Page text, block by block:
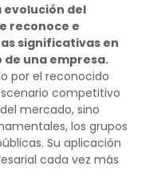
evolución del
reconoce e
significativas en
una empresa.
por el reconocido
competitivo
mercado, sino
los grupos
Su aplicación
cada vez más